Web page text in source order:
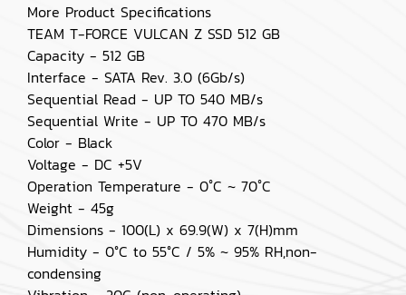
More Product Specifications
TEAM T-FORCE VULCAN Z SSD 512 GB
Capacity - 512 GB
Interface - SATA Rev. 3.0 (6Gb/s)
Sequential Read - UP TO 540 MB/s
Sequential Write - UP TO 470 MB/s
Color - Black
Voltage - DC +5V
Operation Temperature - 0˚C ~ 70˚C
Weight - 45g
Dimensions - 100(L) x 69.9(W) x 7(H)mm
Humidity - 0°C to 55°C / 5% ~ 95% RH,non-
condensing